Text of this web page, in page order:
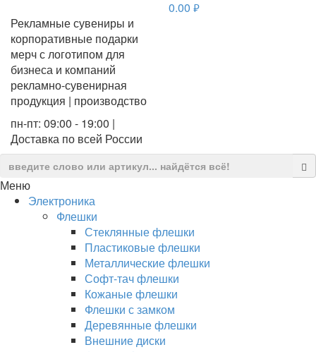
Рекламные сувениры и
корпоративные подарки
мерч с логотипом для
бизнеса и компаний
рекламно-сувенирная
продукция | производство
пн-пт: 09:00 - 19:00 |
Доставка по всей России
0.00 руб.
Меню
Электроника
Флешки
Стеклянные флешки
Пластиковые флешки
Металлические флешки
Софт-тач флешки
Кожаные флешки
Флешки с замком
Деревянные флешки
Внешние диски